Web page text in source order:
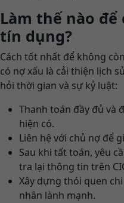
Làm thế nào
tín dụng?
Cách tốt nhất để không
có nợ xấu là cải thiện lịch
hỏi thời gian và sự kỷ luật:
Thanh toán đầy đủ và
hiện có.
Liên hệ với chủ nợ để
Sau khi tất toán, yêu
tra lại thông tin trên
Xây dựng thói quen
nhân lành mạnh.